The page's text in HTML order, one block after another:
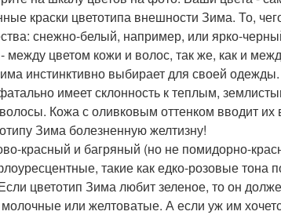
краски цветотипа внешности Зима. То,
снежно-белый, например, или ярко-
между цветом кожи и волос, так же, как и
инстинктивно выбирает для своей
имеет склонность к теплым,
Кожа с оливковым оттенком вводит их
Зима болезненную желтизну!
красный и багряный (но не помидорно-
такие как едко-розовые тона
цветотип Зима любит зеленое, то он
или желтоватые. А если уж им